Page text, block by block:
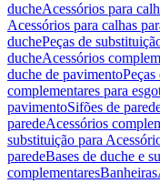
ducheAcessórios para
Acessórios para calhas
duchePeças de
ducheAcessórios
duche de pavimento
complementares para
pavimentoSifões de
paredeAcessórios
substituição para
paredeBases de duche e
complementaresBanheiras